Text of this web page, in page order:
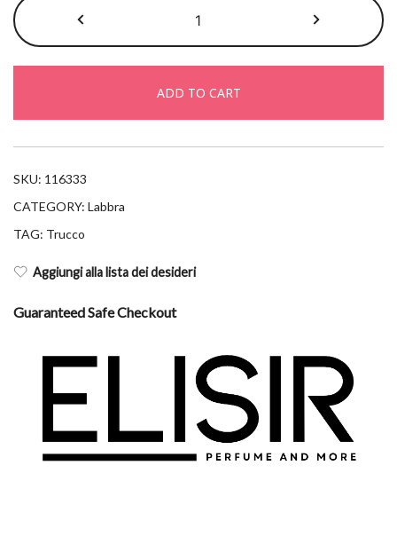
l'absolu
rouge
ink
138
quantity
ADD TO CART
SKU: 116333
CATEGORY: Labbra
TAG: Trucco
Aggiungi alla lista dei desideri
Guaranteed Safe Checkout